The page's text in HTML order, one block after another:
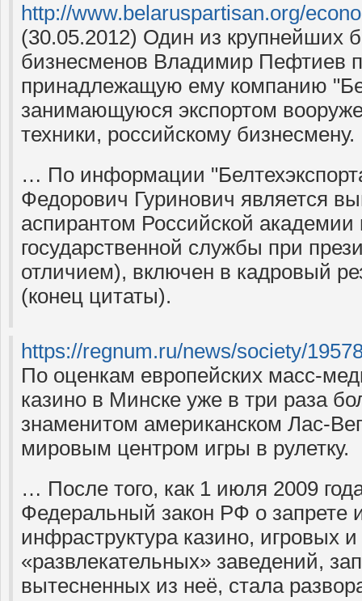
http://www.belaruspartisan.org/
(30.05.2012) Один из крупнейших
бизнесменов Владимир Пефтиев
принадлежащую ему компанию
занимающуюся экспортом
техники, российскому бизнесмену.
… По информации
Федорович Гуринович является
аспирантом Российской академии
государственной службы при
отличием), включен в кадровый
(конец цитаты).
https://regnum.ru/news/society/
По оценкам европейских масс-
казино в Минске уже в три раза
знаменитом американском Лас-
мировым центром игры в рулетку.
… После того, как 1 июля 2009
Федеральный закон РФ о запрете
инфраструктура казино, игровых
«развлекательных» заведений,
вытесненных из неё, стала